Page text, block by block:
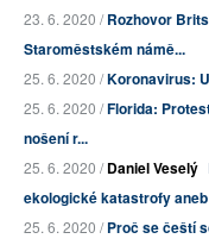
23. 6. 2020 /Rozhovor
Staroměstském námě...
25. 6. 2020 /Koronavirus:
25. 6. 2020 /Florida:
nošení r...
25. 6. 2020 /Daniel Veselý
ekologické katastrofy
25. 6. 2020 /Proč se čeští